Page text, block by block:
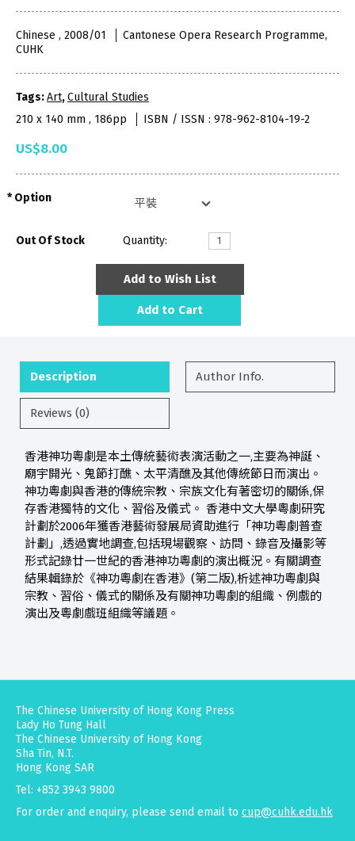
Chinese , 2008/01
Cantonese Opera Research Programme,
CUHK
Tags:Art,Cultural Studies
210 x 140 mm , 186pp
ISBN / ISSN : 978-962-8104-19-2
US$8.00
Option
Out Of Stock Quantity:
Add to Wish List
Add to Cart
Description Author Info.
Reviews (0)
香港神功粵劇是本土傳統藝術表演活動之一,主要為神誕、
廟宇開光、鬼節打醮、太平清醮及其他傳統節日而演出。
神功粵劇與香港的傳統宗教、宗族文化有著密切的關係,保
存香港獨特的文化、習俗及儀式。 香港中文大學粵劇研究
計劃於2006年獲香港藝術發展局資助進行「神功粵劇普查
計劃」,透過實地調查,包括現場觀察、訪問、錄音及攝影等
形式記錄廿一世紀的香港神功粵劇的演出概況。有關調查
結果輯錄於《神功粵劇在香港》(第二版),析述神功粵劇與
宗教、習俗、儀式的關係及有關神功粵劇的組織、例戲的
演出及粵劇戲班組織等議題。
The Chinese University of Hong Kong Press
Lady Ho Tung Hall
The Chinese University of Hong Kong
Sha Tin, N.T.
Hong Kong SAR
Tel: +852 3943 9800
For order and enquiry, please send email to cup@cuhk.edu.hk